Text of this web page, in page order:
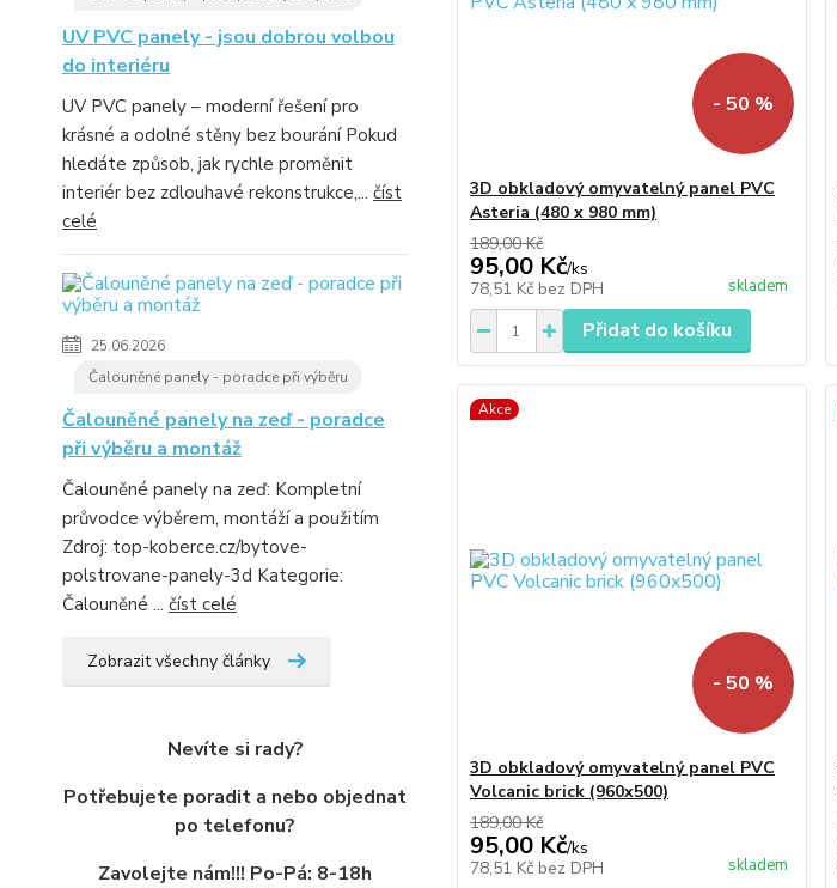
UV PVC panely - jsou dobrou volbou
do interiéru
UV PVC panely – moderní řešení pro
krásné a odolné stěny bez bourání Pokud
hledáte způsob, jak rychle proměnit
interiér bez zdlouhavé rekonstrukce,... číst
celé
25.06.2026
Čalouněné panely - poradce při výběru
Čalouněné panely na zeď - poradce
při výběru a montáž
Čalouněné panely na zeď: Kompletní
průvodce výběrem, montáží a použitím
Zdroj: top-koberce.cz/bytove-
polstrovane-panely-3d Kategorie:
Čalouněné ... číst celé
Zobrazit všechny články
Nevíte si rady?
Potřebujete poradit a nebo objednat
po telefonu?
Zavolejte nám!!! Po-Pá: 8-18h
- 50 %
3D obkladový omyvatelný panel PVC
Asteria (480 x 980 mm)
189,00 Kč
95,00 Kč/ks
78,51 Kč bez DPH skladem
Přidat do košíku
Akce
- 50 %
3D obkladový omyvatelný panel PVC
Volcanic brick (960x500)
189,00 Kč
95,00 Kč/ks
78,51 Kč bez DPH skladem